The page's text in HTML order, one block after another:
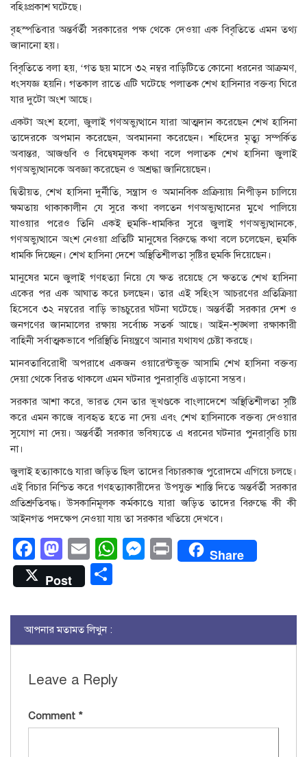
বহিঃপ্রকাশ ঘটেছে।
বৃহস্পতিবার অন্তর্বর্তী সরকারের পক্ষ থেকে দেওয়া এক বিবৃতিতে এমন তথ্য
জানানো হয়।
বিবৃতিতে বলা হয়, ‘গত ছয় মাসে ৩২ নম্বর বাড়িটিতে কোনো ধরনের আক্রমণ,
ধংসযজ্ঞ হয়নি। গতকাল রাতে এটি ঘটেছে পলাতক শেখ হাসিনার বক্তব্য ঘিরে
যার দুটো অংশ আছে।
একটা অংশ হলো, জুলাই গণঅভ্যুত্থানে যারা আত্মদান করেছেন শেখ হাসিনা
তাদেরকে অপমান করেছেন, অবমাননা করেছেন। শহিদের মৃত্যু সম্পর্কিত
অবান্তর, আজগুবি ও বিদ্বেষমূলক কথা বলে পলাতক শেখ হাসিনা জুলাই
গণঅভ্যুত্থানকে অবজ্ঞা করেছেন ও অশ্রদ্ধা জানিয়েছেন।
দ্বিতীয়ত, শেখ হাসিনা দুর্নীতি, সন্ত্রাস ও অমানবিক প্রক্রিয়ায় নিপীড়ন চালিয়ে
ক্ষমতায় থাকাকালীন যে সুরে কথা বলতেন গণঅভ্যুত্থানের মুখে পালিয়ে
যাওয়ার পরেও তিনি একই হুমকি-ধামকির সুরে জুলাই গণঅভ্যুত্থানকে,
গণঅভ্যুত্থানে অংশ নেওয়া প্রতিটি মানুষের বিরুদ্ধে কথা বলে চলেছেন, হুমকি
ধামকি দিচ্ছেন। শেখ হাসিনা দেশে অস্থিতিশীলতা সৃষ্টির হুমকি দিয়েছেন।
মানুষের মনে জুলাই গণহত্যা নিয়ে যে ক্ষত রয়েছে সে ক্ষততে শেখ হাসিনা
একের পর এক আঘাত করে চলছেন। তার এই সহিংস আচরণের প্রতিক্রিয়া
হিসেবে ৩২ নম্বরের বাড়ি ভাঙচুরের ঘটনা ঘটেছে। অন্তর্বর্তী সরকার দেশ ও
জনগণের জানমালের রক্ষায় সর্বোচ্চ সতর্ক আছে। আইন-শৃঙ্খলা রক্ষাকারী
বাহিনী সর্বাত্মকভাবে পরিস্থিতি নিয়ন্ত্রণে আনার যথাযথ চেষ্টা করছে।
মানবতাবিরোধী অপরাধে একজন ওয়ারেন্টভুক্ত আসামি শেখ হাসিনা বক্তব্য
দেয়া থেকে বিরত থাকলে এমন ঘটনার পুনরাবৃত্তি এড়ানো সম্ভব।
সরকার আশা করে, ভারত যেন তার ভূখণ্ডকে বাংলাদেশে অস্থিতিশীলতা সৃষ্টি
করে এমন কাজে ব্যবহৃত হতে না দেয় এবং শেখ হাসিনাকে বক্তব্য দেওয়ার
সুযোগ না দেয়। অন্তর্বর্তী সরকার ভবিষ্যতে এ ধরনের ঘটনার পুনরাবৃত্তি চায়
না।
জুলাই হত্যাকাণ্ডে যারা জড়িত ছিল তাদের বিচারকাজ পুরোদমে এগিয়ে চলছে।
এই বিচার নিশ্চিত করে গণহত্যাকারীদের উপযুক্ত শাস্তি দিতে অন্তর্বর্তী সরকার
প্রতিশ্রুতিবদ্ধ। উসকানিমূলক কর্মকাণ্ডে যারা জড়িত তাদের বিরুদ্ধে কী কী
আইনগত পদক্ষেপ নেওয়া যায় তা সরকার খতিয়ে দেখবে।
Facebook
Mastodon
EmailWhatsApp
Messenger
PrintShare
Post
আপনার মতামত লিখুন :
Leave a Reply
Comment *